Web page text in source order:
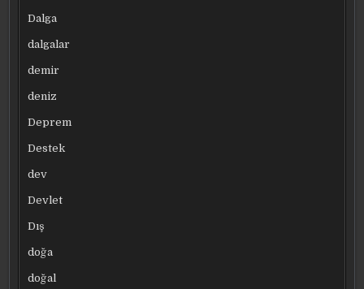
Dalga
dalgalar
demir
deniz
Deprem
Destek
dev
Devlet
Dış
doğa
doğal